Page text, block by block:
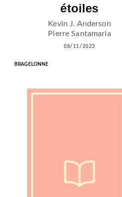
étoiles
Kevin J. Anderson
Pierre Santamaria
08/11/2023
BRAGELONNE